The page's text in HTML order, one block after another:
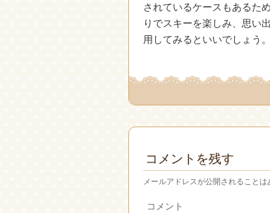
されているケースもあるた
りでスキーを楽しみ、思い
用してみるといいでしょう。
コメントを残す
メールアドレスが公開されることは
コメント